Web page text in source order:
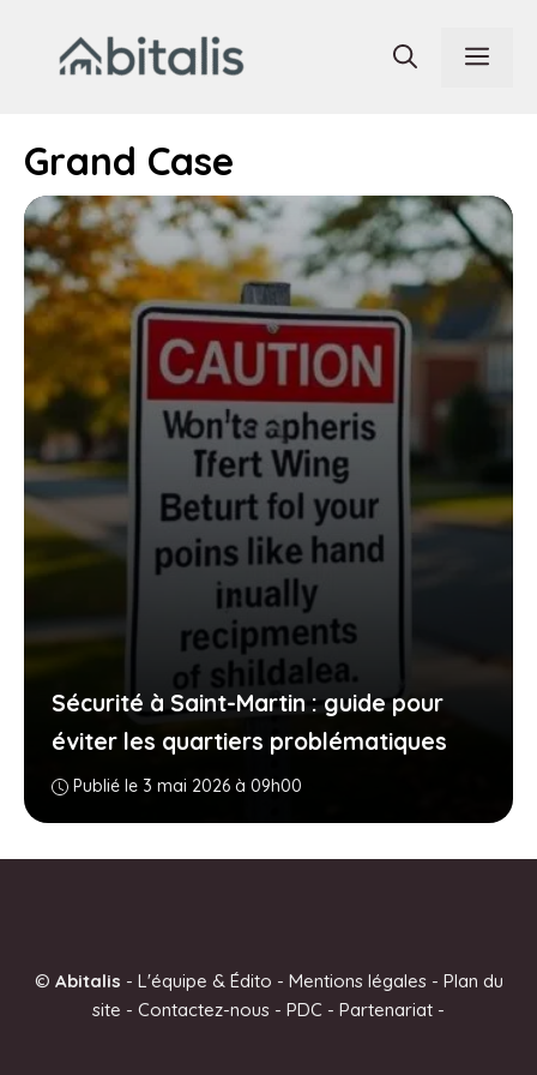
contenu
Grand Case
Sécurité à Saint-Martin : guide pour
éviter les quartiers problématiques
Publié le 3 mai 2026 à 09h00
© Abitalis - L'équipe & Édito - Mentions légales- Plan du
site - Contactez-nous - PDC - Partenariat -